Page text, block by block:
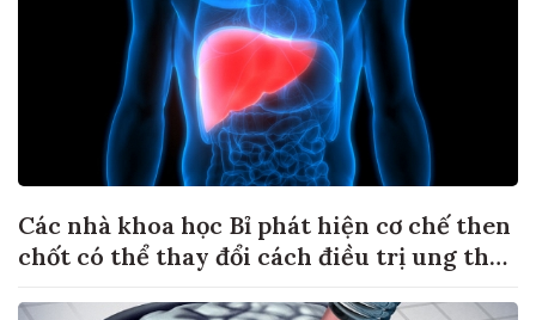
Các nhà khoa học Bỉ phát hiện cơ chế then
chốt có thể thay đổi cách điều trị ung thư